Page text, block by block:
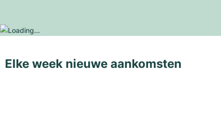
Elke week nieuwe aankomsten